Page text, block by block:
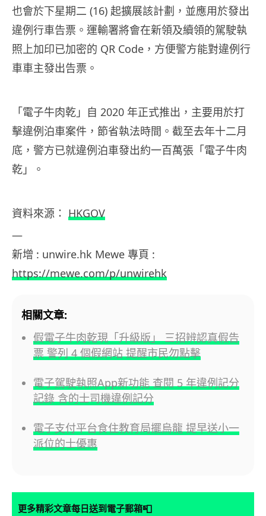
也會於下星期二 (16) 起擴展該計劃，並應用於發出
違例行車告票。運輸署將會在新領及續領的駕駛執
照上加印已加密的 QR Code，方便警方能對違例行
車車主發出告票。
「電子牛肉乾」自 2020 年正式推出，主要用於打
擊違例泊車案件，節省執法時間。截至去年十二月
底，警方已就違例泊車發出約一百萬張「電子牛肉
乾」。
資料來源： HKGOV
—
新增 : unwire.hk Mewe 專頁 :
https://mewe.com/p/unwirehk
相關文章:
假電子牛肉乾現「升級版」 三招辨認真假告
票 警列 4 個假網站 提醒市民勿點擊
電子駕駛執照App新功能 查閱 5 年違例記分
記錄 含的士司機違例記分
電子支付平台食住教育局擺烏龍 提早送小一
派位的士優惠
更多精彩文章每日送到電子郵箱📮